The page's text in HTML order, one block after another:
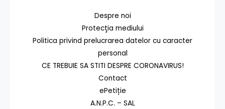
Despre noi
Protecţia mediului
Politica privind prelucrarea datelor cu caracter
personal
CE TREBUIE SA STITI DESPRE CORONAVIRUS!
Contact
ePetiție
A.N.P.C. – SAL